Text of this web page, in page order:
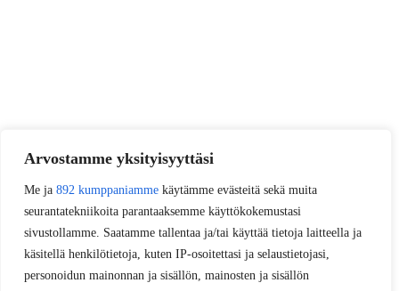
Arvostamme yksityisyyttäsi
Me ja 892 kumppaniamme käytämme evästeitä sekä muita
seurantatekniikoita parantaaksemme käyttökokemustasi
sivustollamme. Saatamme tallentaa ja/tai käyttää tietoja laitteella ja
käsitellä henkilötietoja, kuten IP-osoitettasi ja selaustietojasi,
personoidun mainonnan ja sisällön, mainosten ja sisällön